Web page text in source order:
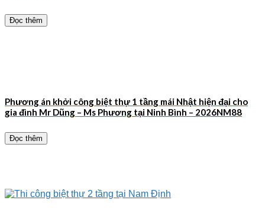
Đọc thêm
Phương án khởi công biệt thự 1 tầng mái Nhật hiện đại cho
gia đình Mr Dũng – Ms Phương tại Ninh Bình – 2026NM88
Đọc thêm